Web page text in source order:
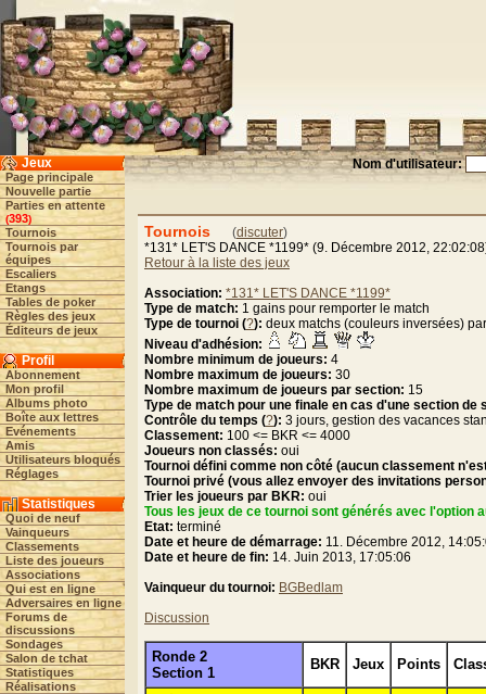
Jeux
Page principale
Nouvelle partie
Parties en attente
(393)
Tournois
Tournois par
équipes
Escaliers
Etangs
Tables de poker
Règles des jeux
Éditeurs de jeux
Profil
Abonnement
Mon profil
Albums photo
Boîte aux lettres
Evénements
Amis
Utilisateurs bloqués
Réglages
Statistiques
Quoi de neuf
Vainqueurs
Classements
Liste des joueurs
Associations
Qui est en ligne
Adversaires en ligne
Forums de
discussions
Sondages
Salon de tchat
Statistiques
Réalisations
Nom d'utilisateur:
Tournois (discuter)
*131* LET'S DANCE *1199* (9. Décembre 2012,
Retour à la liste des jeux
Association: *131* LET'S DANCE *1199*
Type de match: 1 gains pour remporter le match
Type de tournoi (?): deux matchs (couleurs inversées)
Niveau d'adhésion:
Nombre minimum de joueurs: 4
Nombre maximum de joueurs: 30
Nombre maximum de joueurs par section: 15
Type de match pour une finale en cas d'une section de
Contrôle du temps (?): 3 jours, gestion des vacances
Classement: 100 <= BKR <= 4000
Joueurs non classés: oui
Tournoi défini comme non côté (aucun classement
Tournoi privé (vous allez envoyer des invitations
Trier les joueurs par BKR: oui
Tous les jeux de ce tournoi sont générés avec l'option
Etat: terminé
Date et heure de démarrage: 11. Décembre 2012,
Date et heure de fin: 14. Juin 2013, 17:05:06
Vainqueur du tournoi: BGBedlam
Discussion
Ronde 2
Section 1
BKR Jeux Points